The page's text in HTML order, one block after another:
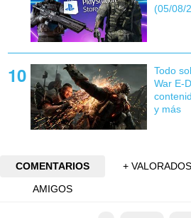
(05/08/
Todo
War E-
y más
COMENTARIOS + VALORADOS
AMIGOS